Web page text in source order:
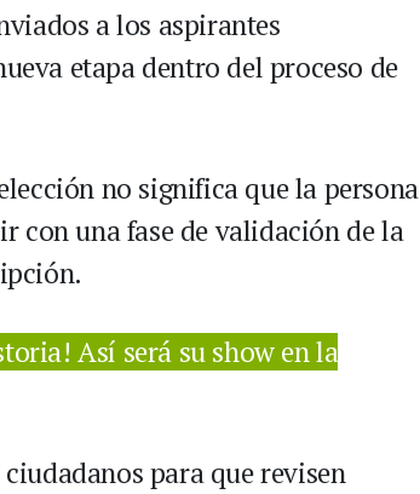
a los aspirantes
etapa dentro del proceso de
no significa que la persona
con una fase de validación de la
Así será su show en la
para que revisen